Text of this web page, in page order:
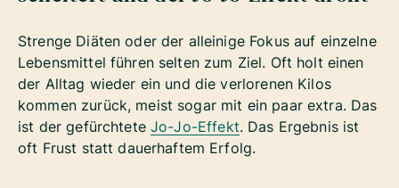
Strenge Diäten oder der alleinige Fokus auf einzelne
Lebensmittel führen selten zum Ziel. Oft holt einen
der Alltag wieder ein und die verlorenen Kilos
kommen zurück, meist sogar mit ein paar extra. Das
ist der gefürchtete Jo-Jo-Effekt. Das Ergebnis ist
oft Frust statt dauerhaftem Erfolg.